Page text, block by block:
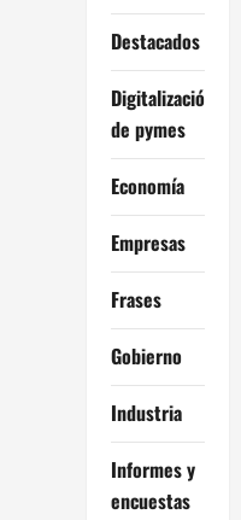
Destacados
Digitalización
de pymes
Economía
Empresas
Frases
Gobierno
Industria
Informes y
encuestas